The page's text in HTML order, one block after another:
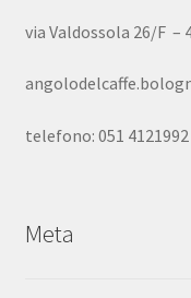
via Valdossola 26/F –
telefono: 051 4121992
Meta